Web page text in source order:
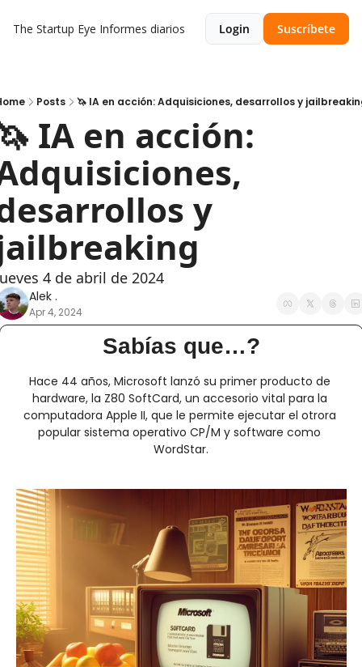
The Startup Eye Informes diarios Login Suscríbete
Posts 🦄 IA en acción: Adquisiciones, desarrollos y
IA en acción:
y
4 de abril de 2024
Alek .
Apr 4, 2024
Sabías que…?
Hace 44 años, Microsoft lanzó su primer producto de
hardware, la Z80 SoftCard, un accesorio vital para la
computadora Apple II, que le permite ejecutar el otrora
popular sistema operativo CP/M y software como
WordStar.